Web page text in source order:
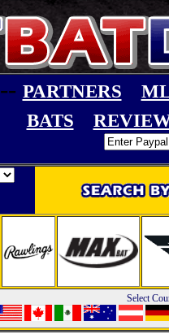
-- PARTNERS
BATS
Select